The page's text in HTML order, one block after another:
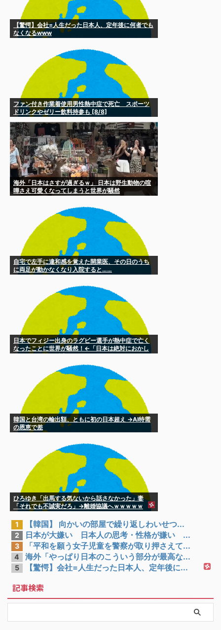
【驚愕】会社=人生だった日本人、定年後に何者でも
なくなるwww
ファン付き作業着使用男性熱中症で死亡 スポーツ
ドリンクやゼリー飲料持参も [8/8]
海外「日本はさすが過ぎるｗ」 日本は野生動物の喧
嘩さえ可愛くなってしまうと世界が騒然
自宅で左手に違和感を覚えた開業医、その日のうち
に両足が動かなくなり入院すると……
日本でフィジー出身のラグビー選手が熱中症で亡く
なったことに世界が騒然！←「日本は絶対におかし
韓国と台湾の輸出額、ともに初の日本超え →AI特需
の恩恵で差
ひろゆき「出馬する気ないから話さなかった」妻
「それでも不誠実だろ」→離婚協議へｗｗｗｗｗ
1 【韓国】 向かいの部屋で繰り返しわいせつ...
2 日本が大嫌い 日本人の思考・性格が嫌い ...
3 「平和を願う女子児童を警察が取り押さえて...
4 海外「やっぱり日本のこういう部分が最高な...
5 【驚愕】会社=人生だった日本人、定年後に...
記事検索